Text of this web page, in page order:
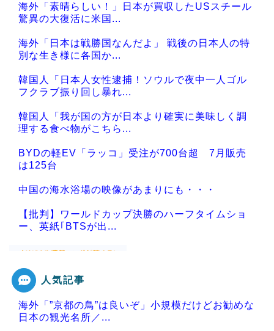
海外「素晴らしい！」日本が買収したUSスチール
驚異の大復活に米国...
海外「日本は戦勝国なんだよ」 戦後の日本人の特
別な生き様に各国か...
韓国人「日本人女性逮捕！ソウルで夜中一人ゴル
フクラブ振り回し暴れ...
韓国人「我が国の方が日本より確実に美味しく調
理する食べ物がこちら...
BYDの軽EV「ラッコ」受注が700台超 7月販売
は125台
中国の海水浴場の映像があまりにも・・・
【批判】ワールドカップ決勝のハーフタイムショ
ー、英紙｢BTSが出...
Powered by livedoor 相互RSS
人気記事
海外「”京都の鳥”は良いぞ」小規模だけどお勧めな
日本の観光名所／...